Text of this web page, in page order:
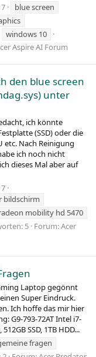
blue screen
windows 10
Aspire AI Forum
den blue screen
unter
ich könnte
(SSD) oder die
etc. Nach Reinigung
ich noch nicht
dieses Mal aber auf
bildschirm
mobility hd 5470
5 Forum:Acer
Laptop gegönnt
Super Eindruck.
Ich hoffe das mir hier
G9-793-72AT Intel i7-
SSD, 1TB HDD...
fragen